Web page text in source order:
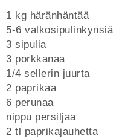
1 kg häränhäntää
5-6 valkosipulinkynsiä
3 sipulia
3 porkkanaa
1/4 sellerin juurta
2 paprikaa
6 perunaa
nippu persiljaa
2 tl paprikajauhetta